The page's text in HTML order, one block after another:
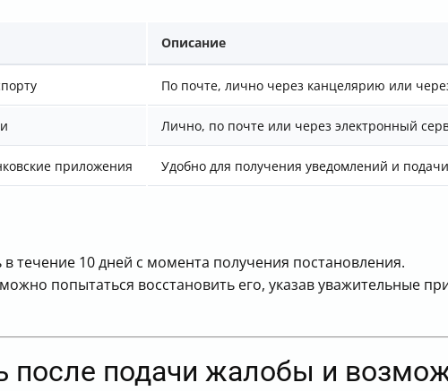
Описание
По почте, лично через канцелярию или
Лично, по почте или через электронный
приложения Удобно для получения уведомлений и
течение 10 дней с момента получения постановления.
попытаться восстановить его, указав уважительные
после подачи жалобы и